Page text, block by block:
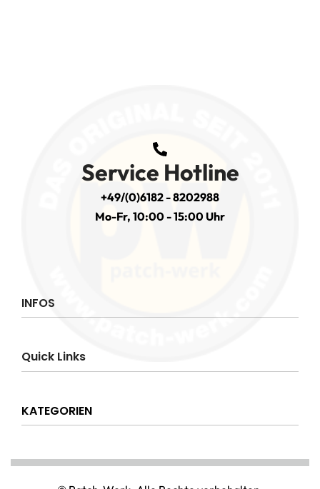
Service Hotline
+49/(0)6182 - 8202988
Mo-Fr, 10:00 - 15:00 Uhr
INFOS
Widerrufsrecht
Versandkostenpauschale
Quick Links
Mein Konto
KATEGORIEN